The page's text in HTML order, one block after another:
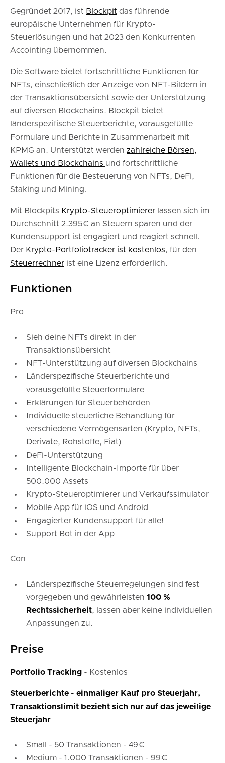
Gegründet 2017, ist Blockpit das führende
europäische Unternehmen für Krypto-
Steuerlösungen und hat 2023 den Konkurrenten
Accointing übernommen.
Die Software bietet fortschrittliche Funktionen für
NFTs, einschließlich der Anzeige von NFT-Bildern in
der Transaktionsübersicht sowie der Unterstützung
auf diversen Blockchains. Blockpit bietet
länderspezifische Steuerberichte, vorausgefüllte
Formulare und Berichte in Zusammenarbeit mit
KPMG an. Unterstützt werden zahlreiche Börsen,
Wallets und Blockchains und fortschrittliche
Funktionen für die Besteuerung von NFTs, DeFi,
Staking und Mining.
Mit Blockpits Krypto-Steueroptimierer lassen sich im
Durchschnitt 2.395€ an Steuern sparen und der
Kundensupport ist engagiert und reagiert schnell.
Der Krypto-Portfoliotracker ist kostenlos, für den
Steuerrechner ist eine Lizenz erforderlich.
Funktionen
Pro
Sieh deine NFTs direkt in der
Transaktionsübersicht
NFT-Unterstützung auf diversen Blockchains
Länderspezifische Steuerberichte und
vorausgefüllte Steuerformulare
Erklärungen für Steuerbehörden
Individuelle steuerliche Behandlung für
verschiedene Vermögensarten (Krypto, NFTs,
Derivate, Rohstoffe, Fiat)
DeFi-Unterstützung
Intelligente Blockchain-Importe für über
500.000 Assets
Krypto-Steueroptimierer und Verkaufssimulator
Mobile App für iOS und Android
Engagierter Kundensupport für alle!
Support Bot in der App
Con
Länderspezifische Steuerregelungen sind fest
vorgegeben und gewährleisten 100 %
Rechtssicherheit, lassen aber keine individuellen
Anpassungen zu.
Preise
Portfolio Tracking - Kostenlos
Steuerberichte - einmaliger Kauf pro Steuerjahr,
Transaktionslimit bezieht sich nur auf das jeweilige
Steuerjahr
Small - 50 Transaktionen - 49€
Medium - 1.000 Transaktionen - 99€